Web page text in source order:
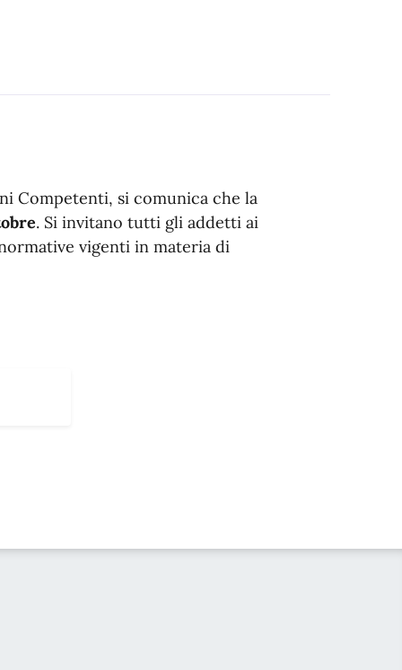
Competenti, si comunica che la
. Si invitano tutti gli addetti ai
vigenti in materia di